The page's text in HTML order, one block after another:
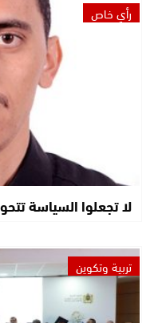
رأي خاص
لا تجعلوا السياسة
تربية وتكوين